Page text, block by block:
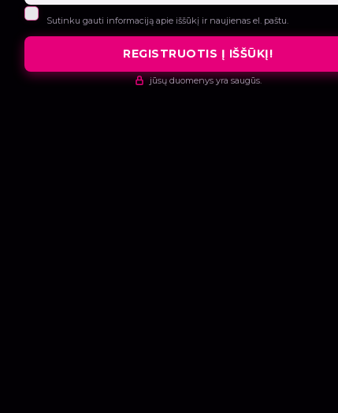
Sutinku gauti informaciją apie iššūkį ir naujienas el. paštu.
REGISTRUOTIS Į IŠŠŪKĮ!
jūsų duomenys yra saugūs.